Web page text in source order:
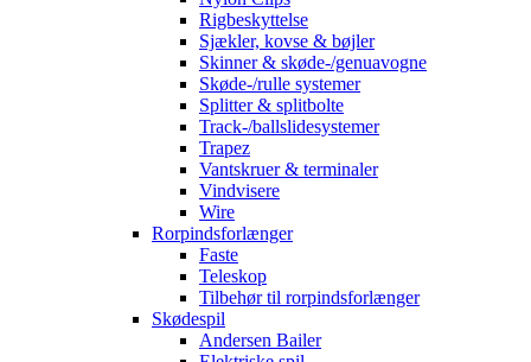
Rigbeskyttelse
Sjækler, kovse & bøjler
Skinner & skøde-/genuavogne
Skøde-/rulle systemer
Splitter & splitbolte
Track-/ballslidesystemer
Trapez
Vantskruer & terminaler
Vindvisere
Wire
Rorpindsforlænger
Faste
Teleskop
Tilbehør til rorpindsforlænger
Skødespil
Andersen Bailer